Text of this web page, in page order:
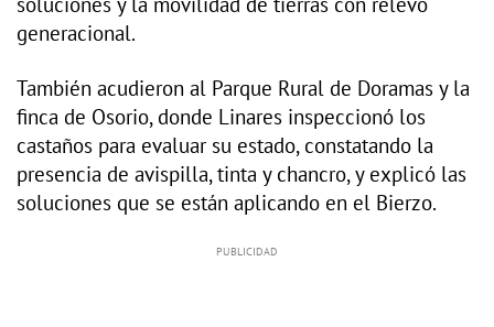
generacional.
También acudieron al Parque Rural de Doramas y la
finca de Osorio, donde Linares inspeccionó los
castaños para evaluar su estado, constatando la
presencia de avispilla, tinta y chancro, y explicó las
soluciones que se están aplicando en el Bierzo.